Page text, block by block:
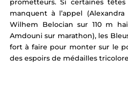
prometteurs. Si certaines têtes
manquent à l’appel
Wilhem Belocian sur 110 m
Amdouni sur marathon), les
fort à faire pour monter sur le
des espoirs de médailles